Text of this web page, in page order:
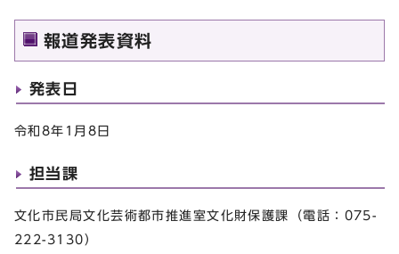
報道発表資料
発表日
令和8年1月8日
担当課
文化市民局文化芸術都市推進室文化財保護課（電話：075-
222-3130）